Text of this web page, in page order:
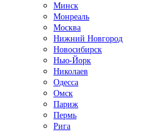
Минск
Монреаль
Москва
Нижний Новгород
Новосибирск
Нью-Йорк
Николаев
Одесса
Омск
Париж
Пермь
Рига